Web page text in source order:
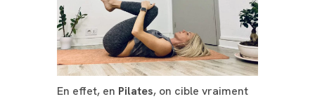
En effet, en Pilates, on cible vraiment